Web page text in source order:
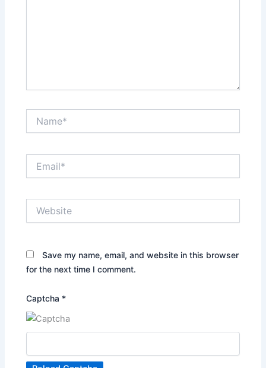
Save my name, email, and website in this browser
for the next time I comment.
Captcha *